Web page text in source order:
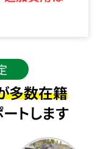
多数在籍
トします